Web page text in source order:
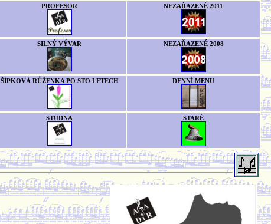
PROFESOR NEZAŘAZENÉ 2011
SILNÝ VÝVAR NEZAŘAZENÉ 2008
ŠÍPKOVÁ RŮŽENKA PO STO LETECH DENNÍ MENU
STUDNA STARÉ